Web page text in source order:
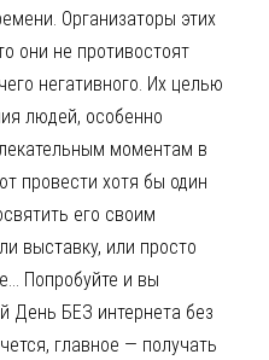
Организаторы этих
они не противостоят
негативного. Их целью
людей, особенно
моментам в
провести хотя бы один
его своим
выставку, или просто
Попробуйте и вы
День БЕЗ интернета без
главное — получать